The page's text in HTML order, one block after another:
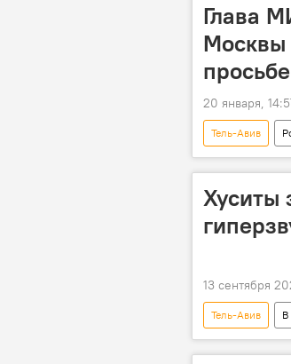
Глава
Москвы
просьбе
20 января,
Тель-Авив
Хуситы
13 сентября
Тель-Авив В